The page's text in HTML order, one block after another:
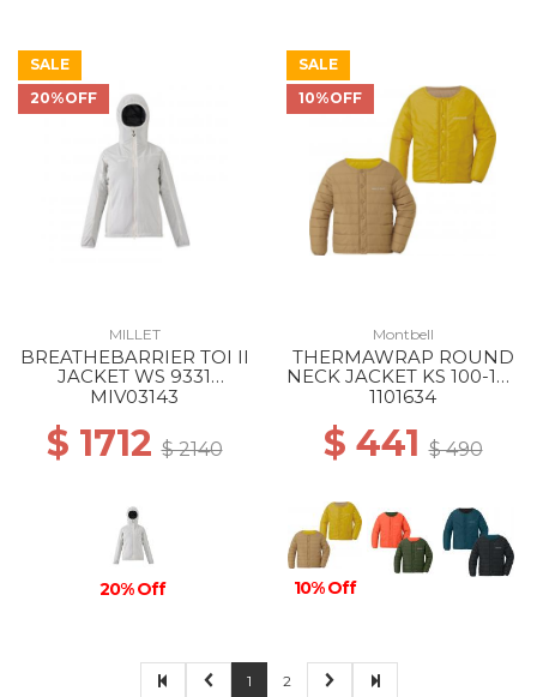
SALE
20%OFF
MILLET
BREATHEBARRIER TOI II
JACKET WS 9331
WINTER HAZE
MIV03143
$ 1712$ 2140
20% Off
SALE
10%OFF
Montbell
THERMAWRAP ROUND
NECK JACKET KS 100-130
LT/MT
1101634
$ 441$ 490
10% Off
1 2